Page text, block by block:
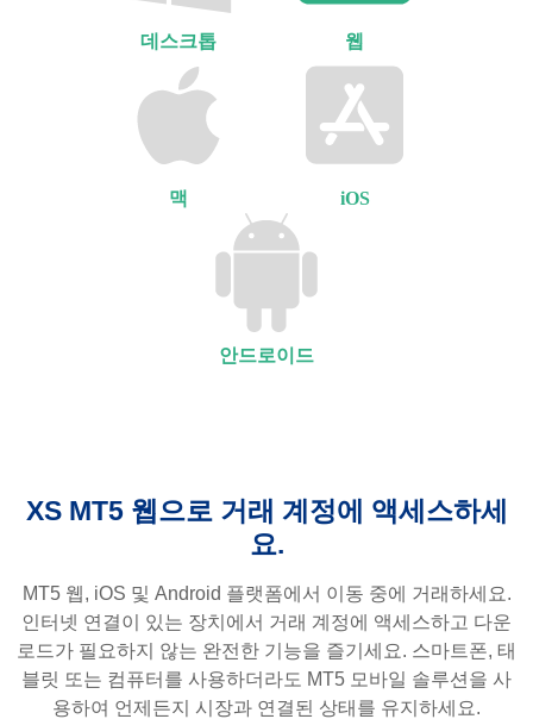
데스크톱 웹
맥 iOS
안드로이드
XS MT5 웹으로 거래 계정에 액세스하세
요.
MT5 웹, iOS 및 Android 플랫폼에서 이동 중에 거래하세요.
인터넷 연결이 있는 장치에서 거래 계정에 액세스하고 다운
로드가 필요하지 않는 완전한 기능을 즐기세요. 스마트폰, 태
블릿 또는 컴퓨터를 사용하더라도 MT5 모바일 솔루션을 사
용하여 언제든지 시장과 연결된 상태를 유지하세요.